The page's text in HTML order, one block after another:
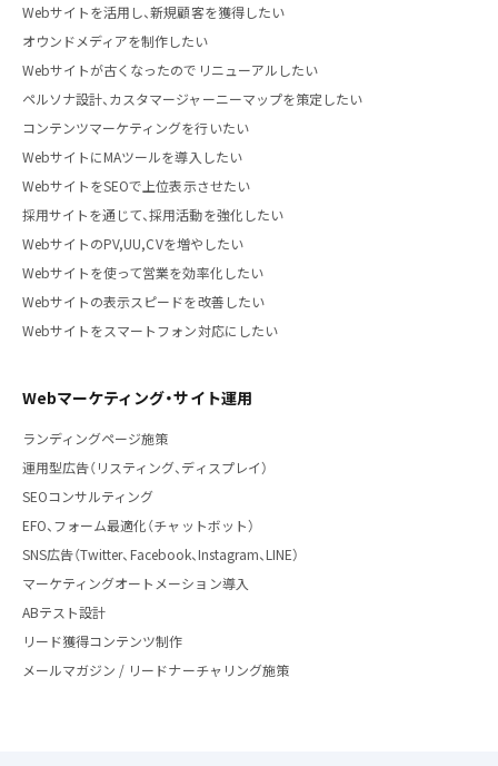
Webサイトを活用し、新規顧客を獲得したい
オウンドメディアを制作したい
Webサイトが古くなったのでリニューアルしたい
ペルソナ設計、カスタマージャーニーマップを策定したい
コンテンツマーケティングを行いたい
WebサイトにMAツールを導入したい
WebサイトをSEOで上位表示させたい
採用サイトを通じて、採用活動を強化したい
WebサイトのPV,UU,CVを増やしたい
Webサイトを使って営業を効率化したい
Webサイトの表示スピードを改善したい
Webサイトをスマートフォン対応にしたい
Webマーケティング・サイト運用
ランディングページ施策
運用型広告（リスティング、ディスプレイ）
SEOコンサルティング
EFO、フォーム最適化（チャットボット）
SNS広告（Twitter、Facebook、Instagram、LINE）
マーケティングオートメーション導入
ABテスト設計
リード獲得コンテンツ制作
メールマガジン / リードナーチャリング施策